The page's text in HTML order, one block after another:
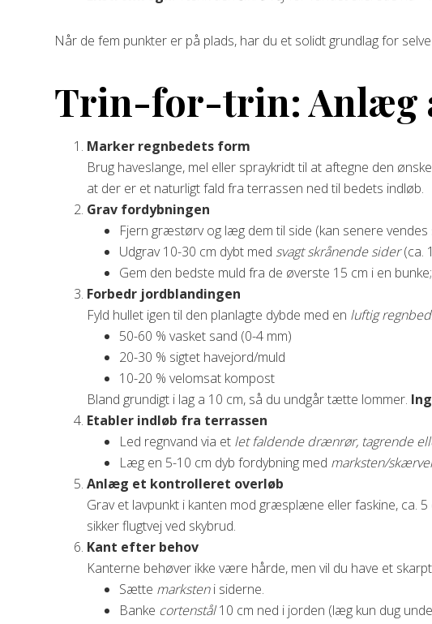
Når de fem punkter er på plads, har du et solidt grundlag for
Trin-for-trin: Anlæg
Marker regnbedets form
Brug haveslange, mel eller spraykridt til at aftegne den
at der er et naturligt fald fra terrassen ned til bedets indløb.
Grav fordybningen
Fjern græstørv og læg dem til side (kan senere
Udgrav 10-30 cm dybt med svagt skrånende sider(ca.
Gem den bedste muld fra de øverste 15 cm i en
Forbedr jordblandingen
Fyld hullet igen til den planlagte dybde med en luftig
50-60 % vasket sand (0-4 mm)
20-30 % sigtet havejord/muld
10-20 % velomsat kompost
Bland grundigt i lag a 10 cm, så du undgår tætte lommer.
Etabler indløb fra terrassen
Led regnvand via et let faldende drænrør, tagrende
Læg en 5-10 cm dyb fordybning med marksten/
Anlæg et kontrolleret overløb
Grav et lavpunkt i kanten mod græsplæne eller faskine, ca.
sikker flugtvej ved skybrud.
Kant efter behov
Kanterne behøver ikke være hårde, men vil du have et
Sætte marksteni siderne.
Banke cortenstål10 cm ned i jorden (læg kun dug